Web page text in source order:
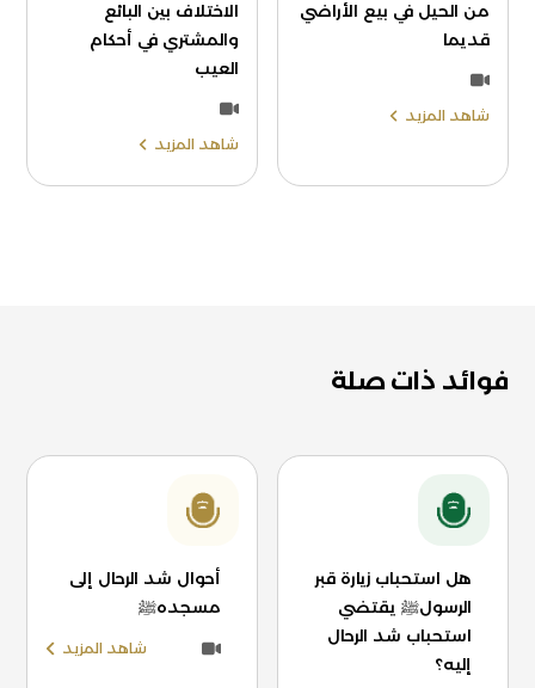
من الحيل في بيع الأراضي
قديما
شاهد المزيد
الاختلاف بين البائع
والمشتري في أحكام
العيب
شاهد المزيد
فوائد ذات صلة
هل استحباب زيارة قبر
الرسولﷺ يقتضي
استحباب شد الرحال
إليه؟
أحوال شد الرحال إلى
مسجدهﷺ
شاهد المزيد